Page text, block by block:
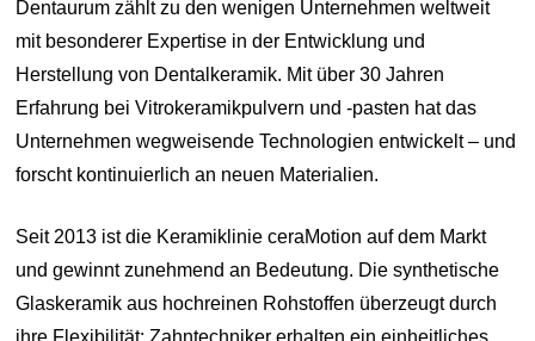
Dentaurum zählt zu den wenigen Unternehmen weltweit
mit besonderer Expertise in der Entwicklung und
Herstellung von Dentalkeramik. Mit über 30 Jahren
Erfahrung bei Vitrokeramikpulvern und -pasten hat das
Unternehmen wegweisende Technologien entwickelt – und
forscht kontinuierlich an neuen Materialien.
Seit 2013 ist die Keramiklinie ceraMotion auf dem Markt
und gewinnt zunehmend an Bedeutung. Die synthetische
Glaskeramik aus hochreinen Rohstoffen überzeugt durch